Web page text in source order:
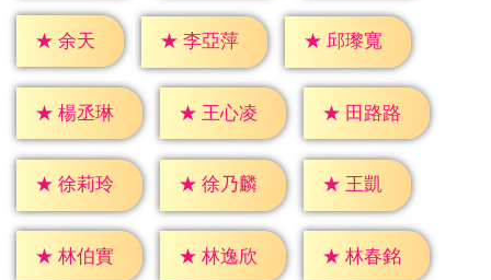
★ 余天 ★ 李亞萍 ★ 邱瓈寬
★ 楊丞琳 ★ 王心凌 ★ 田路路
★ 徐莉玲 ★ 徐乃麟 ★ 王凱
★ 林伯實 ★ 林逸欣 ★ 林春銘